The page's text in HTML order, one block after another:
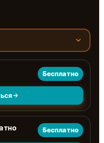
Бесплатно
Бесплатно